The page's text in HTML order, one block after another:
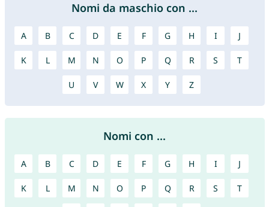
Nomi da maschio con ...
A B C D E F G H I J
K L M N O P Q R S T
U V W X Y Z
Nomi con ...
A B C D E F G H I J
K L M N O P Q R S T